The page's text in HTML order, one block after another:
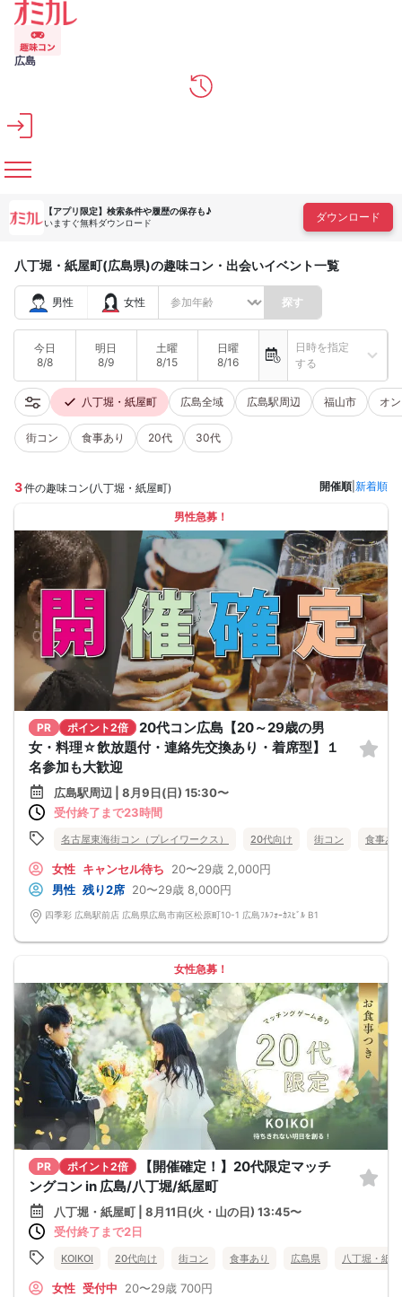
メインコンテンツへスキップ
広島
【アプリ限定】 検索条件や履歴の保存も♪
いますぐ無料ダウンロード
ダウンロード
八丁堀・紙屋町(広島県)の趣味コン・出会いイベント一覧
男性 女性 探す
今日
8/8
明日
8/9
土曜
8/15
日曜
8/16
日時を指定
する
八丁堀・紙屋町 広島全域 広島駅周辺 福山市 オ
街コン 食事あり 20代 30代
3件の趣味コン(八丁堀・紙屋町) 開催順 新着順
男性急募！
PR ポイント2倍
20代コン広島【20～29歳の男
女・料理☆飲放題付・連絡先交換あり・着席型】１
名参加も大歓迎
広島駅周辺 | 8月9日(日) 15:30〜
受付終了まで23時間
名古屋東海街コン（プレイワークス） 20代向け 街コン 食事あ
女性 キャンセル待ち 20〜29歳 2,000円
男性 残り2席 20〜29歳 8,000円
四季彩 広島駅前店 広島県広島市南区松原町10-1 広島ﾌﾙﾌｫｰｶｽﾋﾞﾙ B1
女性急募！
PR ポイント2倍
【開催確定！】20代限定マッチ
ングコン in 広島/八丁堀/紙屋町
八丁堀・紙屋町 | 8月11日(火・山の日) 13:45〜
受付終了まで2日
KOIKOI 20代向け 街コン 食事あり 広島県 八丁堀・紙
女性 受付中 20〜29歳 700円